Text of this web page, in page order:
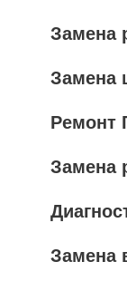
Замена
Замена
Ремонт
Замена
Замена